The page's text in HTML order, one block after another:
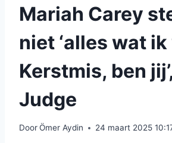
Mariah Carey
niet ‘alles wat
Kerstmis, ben
Judge
DoorÖmer Aydin 24 maart 2025